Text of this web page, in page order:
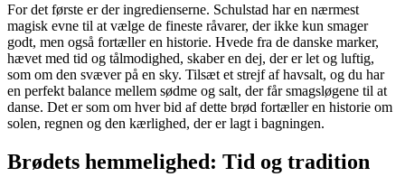
For det første er der ingredienserne. Schulstad har en nærmest
magisk evne til at vælge de fineste råvarer, der ikke kun smager
godt, men også fortæller en historie. Hvede fra de danske marker,
hævet med tid og tålmodighed, skaber en dej, der er let og luftig,
som om den svæver på en sky. Tilsæt et strejf af havsalt, og du har
en perfekt balance mellem sødme og salt, der får smagsløgene til at
danse. Det er som om hver bid af dette brød fortæller en historie om
solen, regnen og den kærlighed, der er lagt i bagningen.
Brødets hemmelighed: Tid og tradition